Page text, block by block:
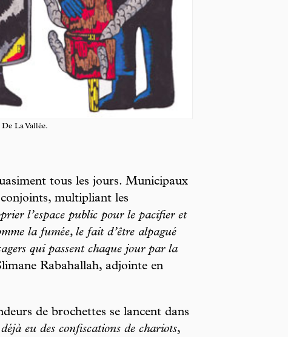
La Vallée.
tous les jours. Municipaux
multipliant les
l’espace public pour le pacifier et
la fumée, le fait d’être alpagué
qui passent chaque jour par la
Rabahallah, adjointe en
de brochettes se lancent dans
eu des confiscations de chariots,